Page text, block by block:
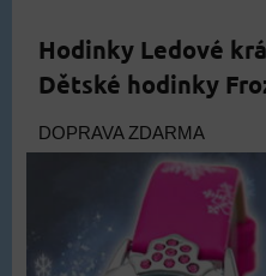
Hodinky Ledové
Dětské hodinky
DOPRAVA ZDARMA